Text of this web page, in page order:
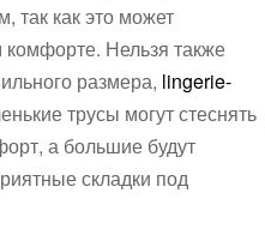
так как это может
комфорте. Нельзя также
размера, lingerie-
трусы могут стеснять
а большие будут
складки под